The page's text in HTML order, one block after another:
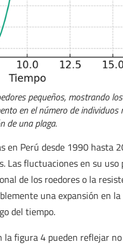
pequeños, mostrando
en el número de
de una plaga.
en Perú desde 1990 hasta
Las fluctuaciones en su
de los roedores o la
una expansión en
del tiempo.
figura 4 pueden reflejar